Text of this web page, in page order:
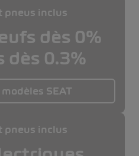
pneus inclus
dès 0%
dès 0.3%
SEAT
pneus inclus